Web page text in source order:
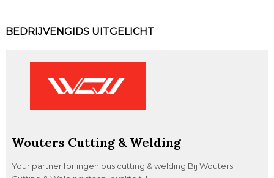
BEDRIJVENGIDS UITGELICHT
Wouters Cutting & Welding
Your partner for ingenious cutting & welding Bij Wouters